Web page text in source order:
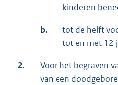
kinderen
b.
tot de helft
tot en met 12
2.
Voor het begraven
van een